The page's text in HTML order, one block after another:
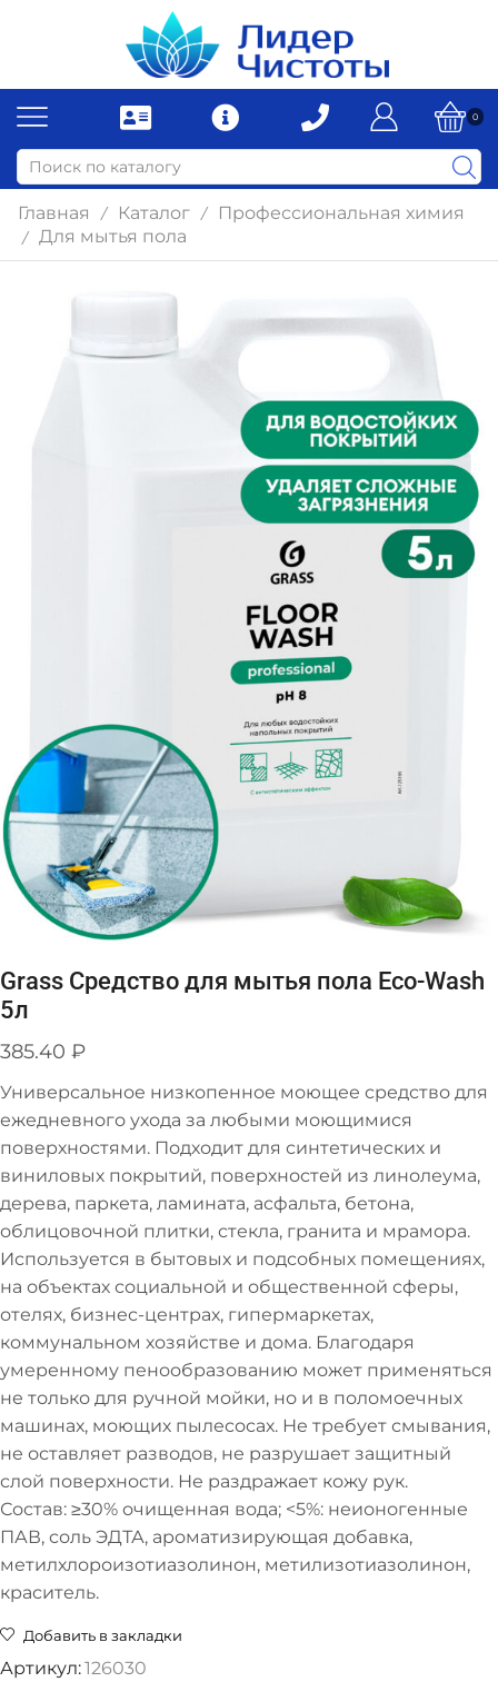
0
Главная / Каталог / Профессиональная химия
/ Для мытья пола
Grass Средство для мытья пола Eco-Wash
5л
385.40 ₽
Универсальное низкопенное моющее средство для
ежедневного ухода за любыми моющимися
поверхностями. Подходит для синтетических и
виниловых покрытий, поверхностей из линолеума,
дерева, паркета, ламината, асфальта, бетона,
облицовочной плитки, стекла, гранита и мрамора.
Используется в бытовых и подсобных помещениях,
на объектах социальной и общественной сферы,
отелях, бизнес-центрах, гипермаркетах,
коммунальном хозяйстве и дома. Благодаря
умеренному пенообразованию может применяться
не только для ручной мойки, но и в поломоечных
машинах, моющих пылесосах. Не требует смывания,
не оставляет разводов, не разрушает защитный
слой поверхности. Не раздражает кожу рук.
Состав: ≥30% очищенная вода; <5%: неионогенные
ПАВ, соль ЭДТА, ароматизирующая добавка,
метилхлороизотиазолинон, метилизотиазолинон,
краситель.
Добавить в закладки
Артикул:126030